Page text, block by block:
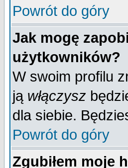
Powrót do góry
Jak mogę
użytkowników?
W swoim profilu
ją włączysz
dla siebie.
Powrót do góry
Zgubiłem moje